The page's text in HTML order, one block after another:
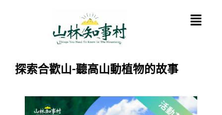
Menu
探索合歡山-聽高山動植物的故事